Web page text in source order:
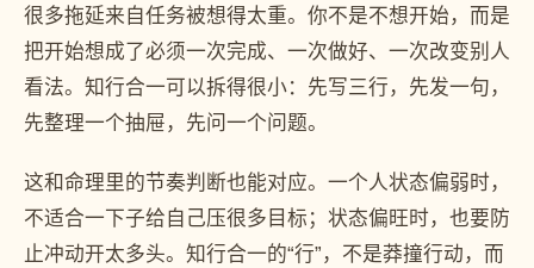
很多拖延来自任务被想得太重。你不是不想开始，而是
把开始想成了必须一次完成、一次做好、一次改变别人
看法。知行合一可以拆得很小：先写三行，先发一句，
先整理一个抽屉，先问一个问题。
这和命理里的节奏判断也能对应。一个人状态偏弱时，
不适合一下子给自己压很多目标；状态偏旺时，也要防
止冲动开太多头。知行合一的“行”，不是莽撞行动，而